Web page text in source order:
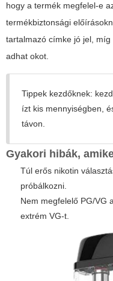
hogy a termék megfelel-e
termékbiztonsági
tartalmazó címke jó jel,
adhat okot.
Tippek kezdőknek:
ízt kis mennyiségben,
távon.
Gyakori hibák,
Túl erős nikotin
próbálkozni.
Nem megfelelő PG/VG
extrém VG-t.